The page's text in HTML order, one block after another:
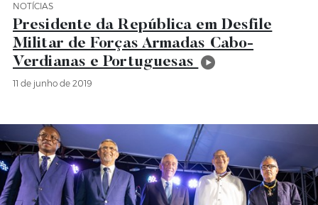
Categoria Notícias
NOTÍCIAS
Presidente da República em Desfile
Militar de Forças Armadas Cabo-
Verdianas e Portuguesas
11 de junho de 2019